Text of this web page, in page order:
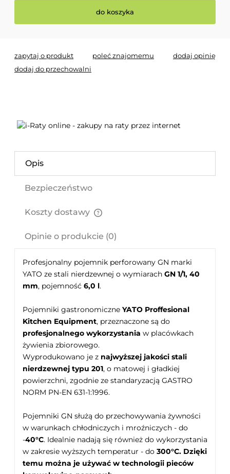
do koszyka
zapytaj o produkt poleć znajomemu
dodaj opinię
dodaj do przechowalni
Opis
Bezpieczeństwo
Koszty dostawy
Opinie o produkcie (0)
Profesjonalny pojemnik perforowany GN marki
YATO ze stali nierdzewnej o wymiarach GN 1/1, 40
mm, pojemność 6,0 l.
Pojemniki gastronomiczne YATO Proffesional
Kitchen Equipment, przeznaczone są do
profesjonalnego wykorzystania w placówkach
żywienia zbiorowego.
Wyprodukowano je z najwyższej jakości stali
nierdzewnej typu 201, o matowej i gładkiej
powierzchni, zgodnie ze standaryzacją GASTRO
NORM PN-EN 631-1:1996.
Pojemniki GN służą do przechowywania żywności
w warunkach chłodniczych i mroźniczych - do
-40°C. Idealnie nadają się również do wykorzystania
w zakresie wyższych temperatur - do 300°C. Dzięki
temu można je używać w technologii pieców